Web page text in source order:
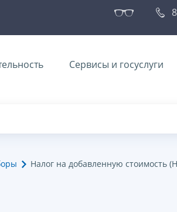
Сервисы и госуслуги
Налог на добавленную стоимость